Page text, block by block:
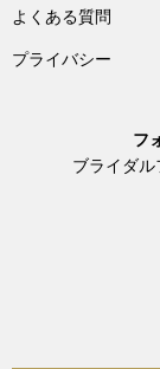
よくある質問
プライバシー
フ
ブライダ